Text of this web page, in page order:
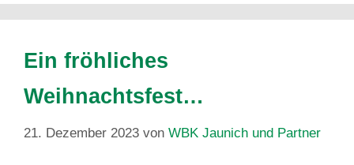
Ein fröhliches
Weihnachtsfest…
21. Dezember 2023 von WBK Jaunich und Partner